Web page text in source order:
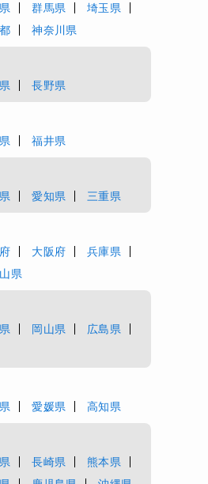
群馬県
埼玉県
神奈川県
長野県
福井県
愛知県 三重県
大阪府
兵庫県
県
岡山県
広島県
愛媛県 高知県
長崎県
熊本県